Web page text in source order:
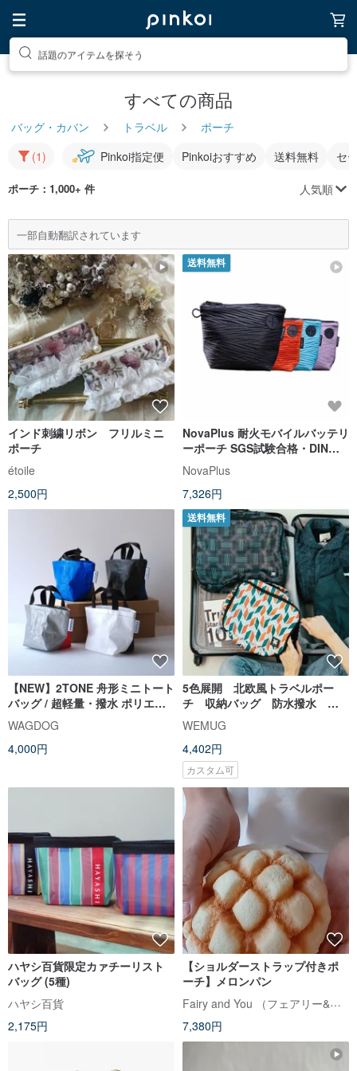
話題のアイテムを探そう
すべての商品
バッグ・カバン トラベル
ポーチ
(1)
Pinkoi指定便 Pinkoiおすすめ 送料無料 セ
ポーチ ：1,000+ 件 人気順
一部自動翻訳されています
インド刺繍リボン フリルミニ
ポーチ
étoile
2,500円
送料無料
NovaPlus 耐火モバイルバッテリ
ーポーチ SGS試験合格・DIN
SPEC準拠 台湾製
NovaPlus
7,326円
【NEW】2TONE 舟形ミニトート
バッグ / 超軽量・撥水 ポリエチ
レン×ナイロン
WAGDOG
4,000円
送料無料
5色展開 北欧風トラベルポー
チ 収納バッグ 防水撥水 耐
久性 多機能 軽量
WEMUG
4,402円
カスタム可
ハヤシ百貨限定カァチーリスト
バッグ (5種)
ハヤシ百貨
2,175円
【ショルダーストラップ付きポ
ーチ】メロンパン
Fairy and You （フェアリー&ユー）
7,380円